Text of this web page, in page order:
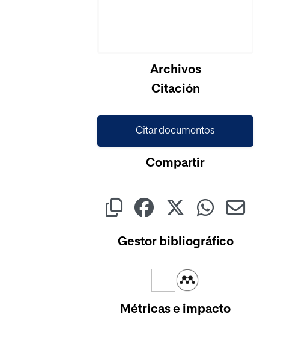
Archivos
Citación
Citar documentos
Compartir
Gestor bibliográfico
Métricas e impacto